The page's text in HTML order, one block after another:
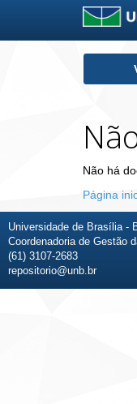
Não há
Página
Universidade de Brasília -
Coordenadoria de Gestão
(61) 3107-2683
repositorio@unb.br